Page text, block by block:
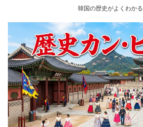
韓国の歴史がよくわかる